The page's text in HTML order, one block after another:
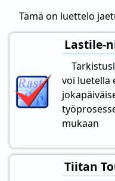
Tämä on luettelo
Lastile-
voi luetella
mukaan
Tiitan